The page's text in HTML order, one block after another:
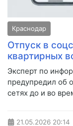
Краснодар
Отпуск в
квартирных
Эксперт по
предупредил об
сетях до и во
21.05.2026 20:14